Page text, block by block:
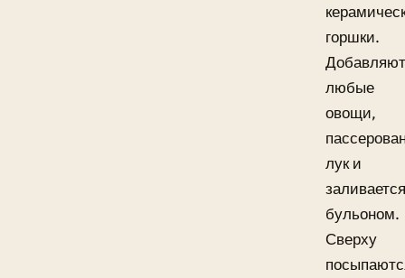
горшки.
любые
овощи,
лук и
заливается
бульоном.
Сверху